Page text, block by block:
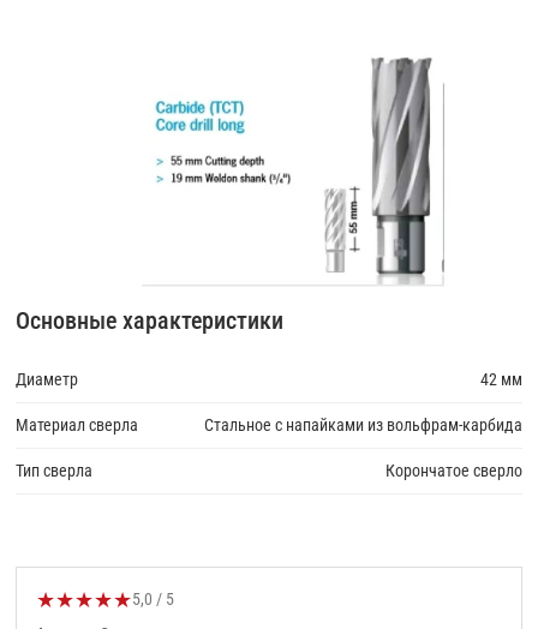
Основные характеристики
Диаметр 42 мм
Материал сверла Стальное с напайками из вольфрам-карбида
Тип сверла Корончатое сверло
★★★★★Оценка товара:
5,0 / 5